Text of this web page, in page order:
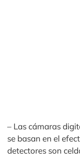
– Las cámaras
se basan en el
detectores son